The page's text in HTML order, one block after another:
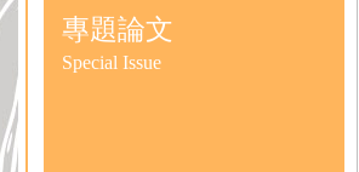
專題論文
Special Issue